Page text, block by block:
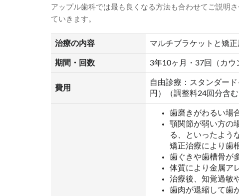
アップル歯科では最も良くなる方法も合わせてご説明
ていきます。
治療の内容 マルチブラケットと矯
期間・回数 3年10ヶ月・37回（カウ
費用
自由診療：スタンダー
円）（調整料24回分含む
歯磨きがわるい場
顎関節が弱い方の
る、といったよう
矯正治療により歯
歯ぐきや歯槽骨が
体質により金属ア
治療後、知覚過敏
歯肉が退縮して歯